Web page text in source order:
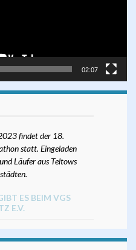
02:07
findet der 18.
statt. Eingeladen
Läufer aus Teltows
ES BEIM VGS
E.V.